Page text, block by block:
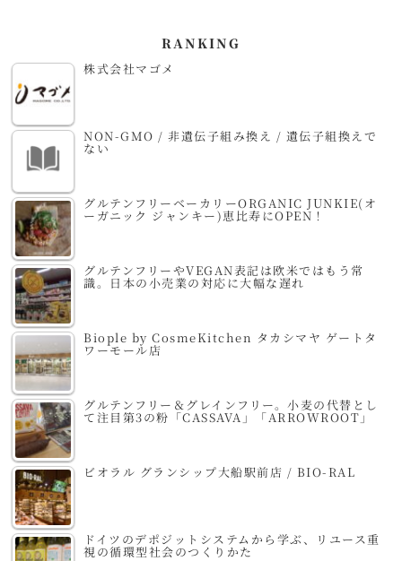
RANKING
株式会社マゴメ
NON-GMO / 非遺伝子組み換え / 遺伝子組換えで
ない
グルテンフリーベーカリーORGANIC JUNKIE(オ
ーガニック ジャンキー)恵比寿にOPEN！
グルテンフリーやVEGAN表記は欧米ではもう常
識。日本の小売業の対応に大幅な遅れ
Biople by CosmeKitchen タカシマヤ ゲートタ
ワーモール店
グルテンフリー＆グレインフリー。小麦の代替とし
て注目第3の粉「CASSAVA」「ARROWROOT」
ビオラル グランシップ大船駅前店 / BIO-RAL
ドイツのデポジットシステムから学ぶ、リユース重
視の循環型社会のつくりかた